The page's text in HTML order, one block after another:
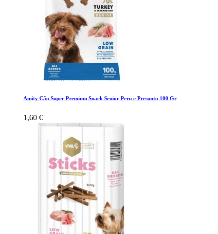
Amity Cão Super Premium Snack Senior Peru e Presunto 100 Gr
1,60 €